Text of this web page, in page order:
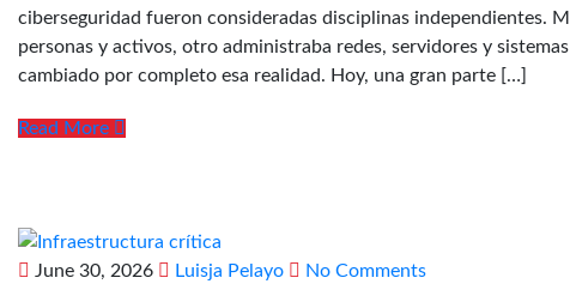
ciberseguridad fueron consideradas disciplinas independientes.
personas y activos, otro administraba redes, servidores y
cambiado por completo esa realidad. Hoy, una gran parte […]
Read More
June 30, 2026 Luisja Pelayo No Comments